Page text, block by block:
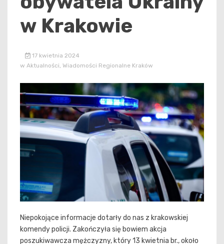
w Krakowie
17 kwietnia 2024
w Aktualności, Wiadomości Regionalne Kraków
Niepokojące informacje dotarły do nas z krakowskiej
komendy policji. Zakończyła się bowiem akcja
poszukiwawcza mężczyzny, który 13 kwietnia br., około